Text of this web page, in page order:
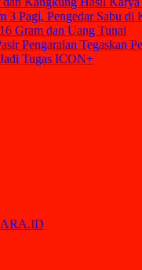
3 Pagi, Pengedar Sabu di
Gram dan Uang Tunai
Pengaraian Tegaskan
Tugas ICON+